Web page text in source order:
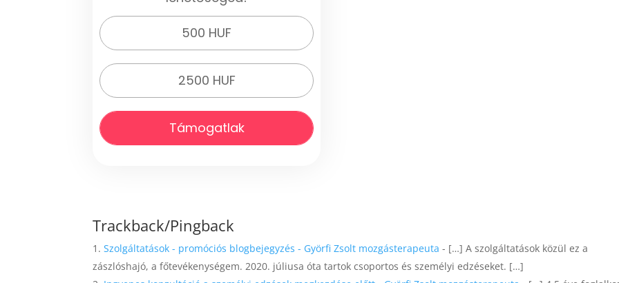
500 HUF
2500 HUF
Támogatlak
Trackback/Pingback
Szolgáltatások - promóciós blogbejegyzés - Györfi Zsolt mozgásterapeuta - […] A szolgáltatások közül ez a
zászlóshajó, a főtevékenységem. 2020. júliusa óta tartok csoportos és személyi edzéseket. […]